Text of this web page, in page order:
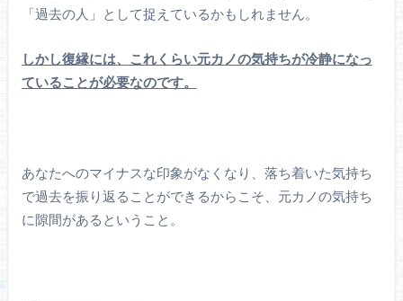
「過去の人」として捉えているかもしれません。
しかし復縁には、これくらい元カノの気持ちが冷静になっ
ていることが必要なのです。
あなたへのマイナスな印象がなくなり、落ち着いた気持ち
で過去を振り返ることができるからこそ、元カノの気持ち
に隙間があるということ。